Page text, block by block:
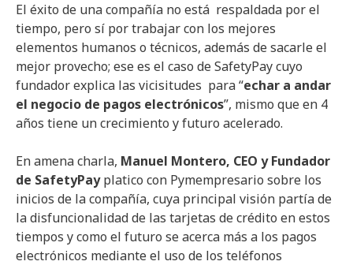
El éxito de una compañía no está respaldada por el
tiempo, pero sí por trabajar con los mejores
elementos humanos o técnicos, además de sacarle el
mejor provecho; ese es el caso de SafetyPay cuyo
fundador explica las vicisitudes para “echar a andar
el negocio de pagos electrónicos”, mismo que en 4
años tiene un crecimiento y futuro acelerado.
En amena charla, Manuel Montero, CEO y Fundador
de SafetyPayplatico con Pymempresario sobre los
inicios de la compañía, cuya principal visión partía de
la disfuncionalidad de las tarjetas de crédito en estos
tiempos y como el futuro se acerca más a los pagos
electrónicos mediante el uso de los teléfonos